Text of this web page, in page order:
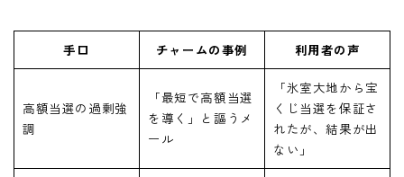
手口 チャームの事例 利用者の声
高額当選の過剰強
調
「最短で高額当選
を導く」と謳うメ
ール
「氷室大地から宝
くじ当選を保証さ
れたが、結果が出
ない」